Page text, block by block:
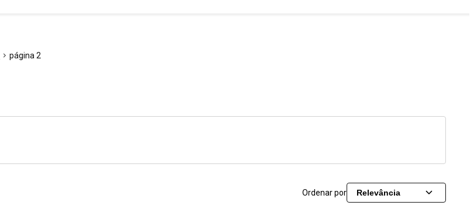
página 2
Ordenar por Relevância